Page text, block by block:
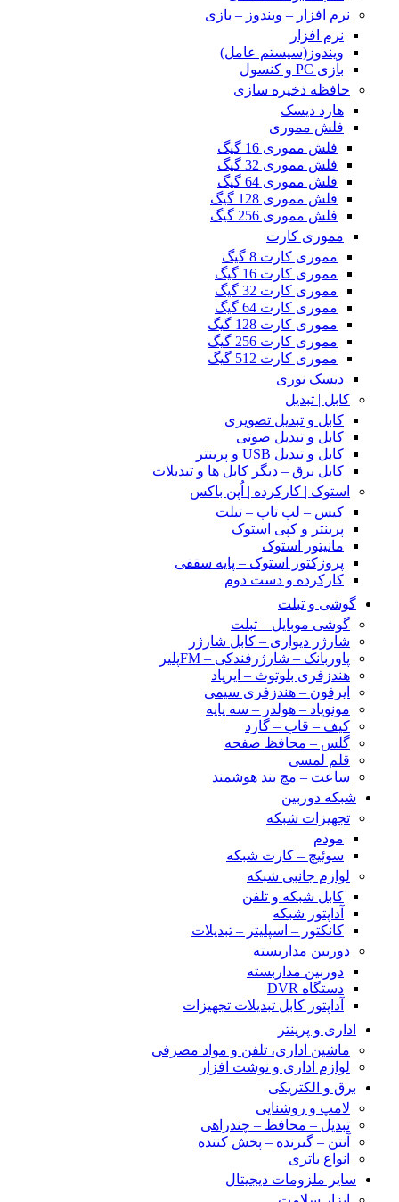
نرم افزار – ویندوز – بازی
نرم افزار
ویندوز(سیستم عامل)
بازی PC و کنسول
حافظه ذخیره سازی
هارد دیسک
فلش مموری
فلش مموری 16 گیگ
فلش مموری 32 گیگ
فلش مموری 64 گیگ
فلش مموری 128 گیگ
فلش مموری 256 گیگ
مموری کارت
مموری کارت 8 گیگ
مموری کارت 16 گیگ
مموری کارت 32 گیگ
مموری کارت 64 گیگ
مموری کارت 128 گیگ
مموری کارت 256 گیگ
مموری کارت 512 گیگ
دیسک نوری
کابل | تبدیل
کابل و تبدیل تصویری
کابل و تبدیل صوتی
کابل و تبدیل USB و پرینتر
کابل برق – دیگر کابل ها و تبدیلات
استوک | کارکرده | اُپن باکس
کیس – لپ تاپ – تبلت
پرینتر و کپی استوک
مانیتور استوک
پروژکتور استوک – پایه سقفی
کارکرده و دست دوم
گوشی و تبلت
گوشی موبایل – تبلت
شارژر دیواری – کابل شارژر
پاوربانک – شارژرفندکی – FMپلیر
هندزفری بلوتوث – ایرپاد
ایرفون – هندزفری سیمی
مونوپاد – هولدر – سه پایه
کیف – قاب – گارد
گلس – محافظ صفحه
قلم لمسی
ساعت – مچ بند هوشمند
شبکه دوربین
تجهیزات شبکه
مودم
سوئیچ – کارت شبکه
لوازم جانبی شبکه
کابل شبکه و تلفن
آداپتور شبکه
کانکتور – اسپلیتر – تبدیلات
دوربین مداربسته
دوربین مداربسته
دستگاه DVR
آداپتور کابل تبدیلات تجهیزات
اداری و پرینتر
ماشین اداری، تلفن و مواد مصرفی
لوازم اداری و نوشت افزار
برق و الکتریکی
لامپ و روشنایی
تبدیل – محافظ – چندراهی
آنتن – گیرنده – پخش کننده
انواع باتری
سایر ملزومات دیجیتال